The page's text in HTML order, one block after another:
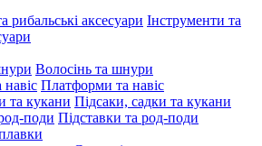
Інструменти та
Волосінь та шнури
Платформи та навіс
Підсаки, садки та кукани
Підставки та род-поди